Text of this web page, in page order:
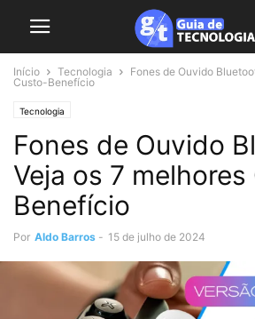
Início Tecnologia
Fones de Ouvido
Custo-Benefício
Tecnologia
Fones de Ouvido
Veja os 7
Benefício
Por Aldo Barros - 15 de julho de 2024